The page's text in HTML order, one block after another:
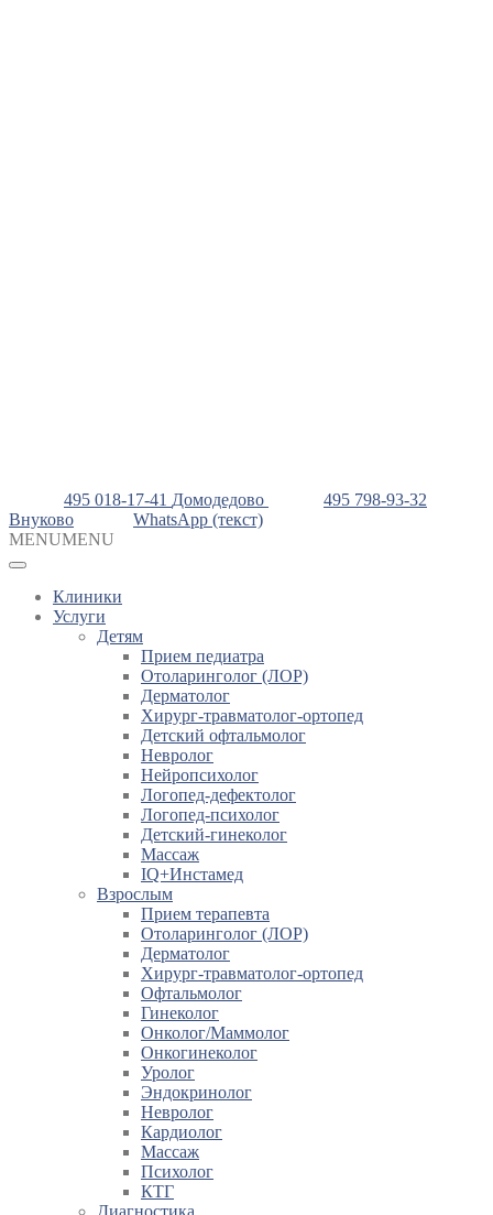
495 018-17-41 Домодедово
495 798-93-32
Внуково
WhatsApp (текст)
MENUMENU
Клиники
Услуги
Детям
Прием педиатра
Отоларинголог (ЛОР)
Дерматолог
Хирург-травматолог-ортопед
Детский офтальмолог
Невролог
Нейропсихолог
Логопед-дефектолог
Логопед-психолог
Детский-гинеколог
Массаж
IQ+Инстамед
Взрослым
Прием терапевта
Отоларинголог (ЛОР)
Дерматолог
Хирург-травматолог-ортопед
Офтальмолог
Гинеколог
Онколог/Маммолог
Онкогинеколог
Уролог
Эндокринолог
Невролог
Кардиолог
Массаж
Психолог
КТГ